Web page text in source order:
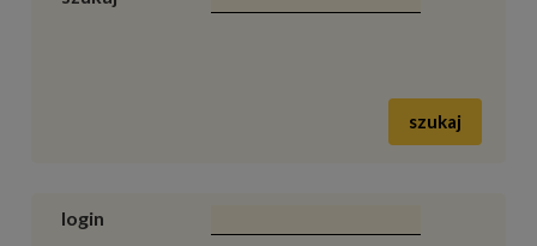
szukaj
login